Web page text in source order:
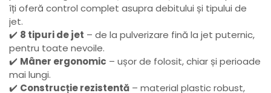
îți oferă control complet asupra debitului și tipului de
jet.
✔️ 8 tipuri de jet – de la pulverizare fină la jet puternic,
pentru toate nevoile.
✔️ Mâner ergonomic – ușor de folosit, chiar și perioade
mai lungi.
✔️ Construcție rezistentă – material plastic robust,